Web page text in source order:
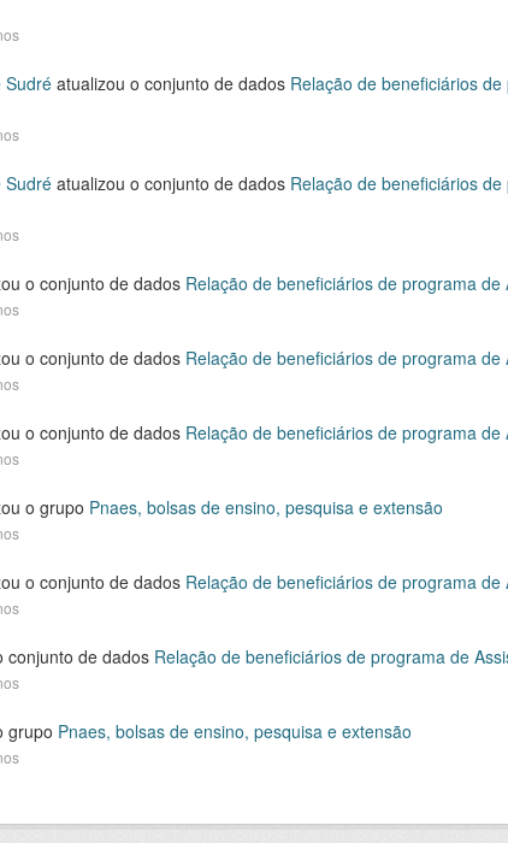
Sudré atualizou o conjunto de dados Relação de beneficiários
Sudré atualizou o conjunto de dados Relação de beneficiários
o conjunto de dados Relação de beneficiários de programa de
o conjunto de dados Relação de beneficiários de programa de
o conjunto de dados Relação de beneficiários de programa de
o grupo Pnaes, bolsas de ensino, pesquisa e extensão
o conjunto de dados Relação de beneficiários de programa de
conjunto de dados Relação de beneficiários de programa de
grupo Pnaes, bolsas de ensino, pesquisa e extensão